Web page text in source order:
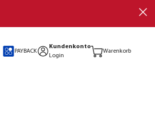
PAYBACK
Kundenkonto
Login
Warenkorb